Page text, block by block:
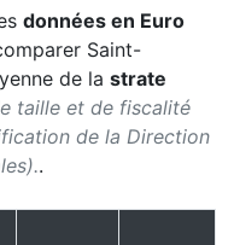
données en Euro
Saint-
de la strate
taille et de fiscalité
de la Direction
.